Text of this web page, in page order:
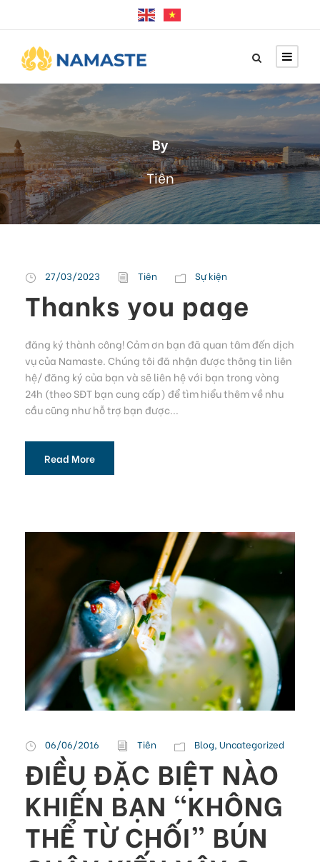
By
Tiên
27/03/2023 Tiên Sự kiện
Thanks you page
đăng ký thành công! Cảm ơn bạn đã quan tâm đến dịch
vụ của Namaste. Chúng tôi đã nhận được thông tin liên
hệ/ đăng ký của bạn và sẽ liên hệ với bạn trong vòng
24h (theo SĐT bạn cung cấp) để tìm hiểu thêm về nhu
cầu cũng như hỗ trợ bạn được...
Read More
06/06/2016 Tiên Blog, Uncategorized
ĐIỀU ĐẶC BIỆT NÀO
KHIẾN BẠN “KHÔNG
THỂ TỪ CHỐI” BÚN